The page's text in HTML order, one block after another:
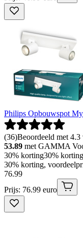
Philips Opbouwspot
(36)Beoordeeld met
53.89 met GAMMA
30% korting30% korting
30% korting,
76.99
Prijs: 76.99 euro